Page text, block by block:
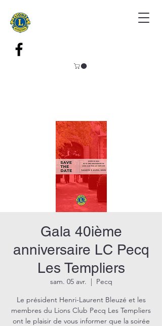
Gala 40ième
anniversaire LC Pecq
Les Templiers
sam. 05 avr.
  |
Pecq
Le président Henri-Laurent Bleuzé et les
membres du Lions Club Pecq Les Templiers
ont le plaisir de vous informer que la soirée